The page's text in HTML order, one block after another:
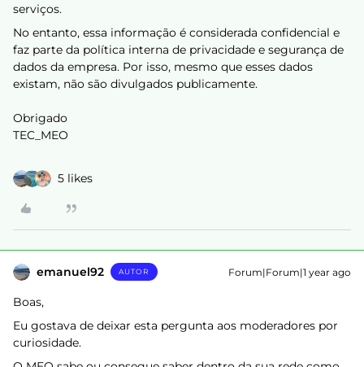
serviços.
No entanto, essa informação é considerada confidencial e
faz parte da política interna de privacidade e segurança de
dados da empresa. Por isso, mesmo que esses dados
existam, não são divulgados publicamente.
Obrigado
TEC_MEO
5 likes
emanuel92 AUTOR Forum|Forum|1 year ago
Boas,
Eu gostava de deixar esta pergunta aos moderadores por
curiosidade.